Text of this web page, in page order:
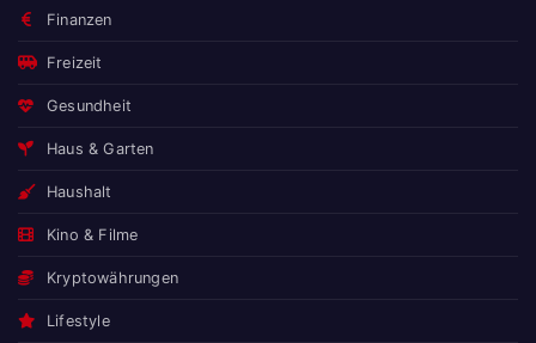
Finanzen
Freizeit
Gesundheit
Haus & Garten
Haushalt
Kino & Filme
Kryptowährungen
Lifestyle